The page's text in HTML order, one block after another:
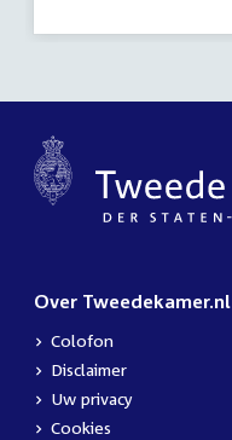
Over Tweedekamer.nl
Colofon
Disclaimer
Uw privacy
Cookies